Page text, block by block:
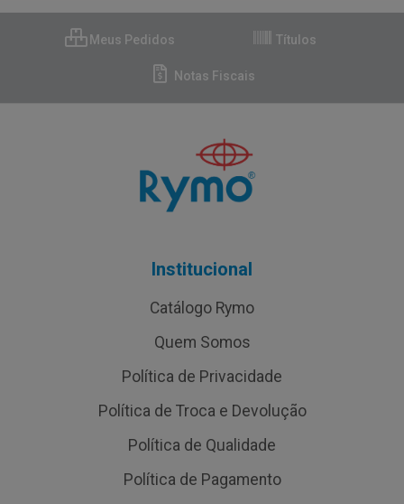
Meus Pedidos Títulos
Notas Fiscais
Institucional
Catálogo Rymo
Quem Somos
Política de Privacidade
Política de Troca e Devolução
Política de Qualidade
Política de Pagamento